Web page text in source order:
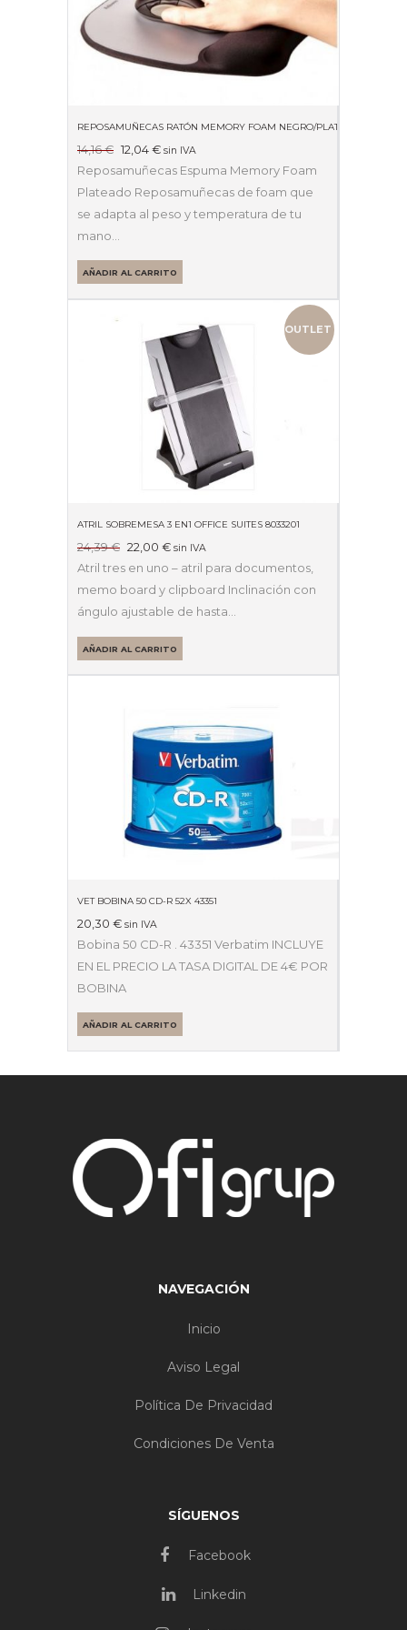
REPOSAMUÑECAS RATÓN MEMORY FOAM NEGRO/PLATA
14,16€ El
precio
era:
14,16 €.
12,04 €El
precio
actual
es:
12,04 €.
sin IVA
Reposamuñecas Espuma Memory Foam
Plateado Reposamuñecas de foam que
se adapta al peso y temperatura de tu
mano…
AÑADIR AL CARRITO
OUTLET
ATRIL SOBREMESA 3 EN1 OFFICE SUITES 8033201
24,39€ El
precio
era:
24,39 €.
22,00 €El
precio
es:
22,00 €.
sin IVA
Atril tres en uno – atril para documentos,
memo board y clipboard Inclinación con
ángulo ajustable de hasta…
AÑADIR AL CARRITO
VET BOBINA 50 CD-R 52X 43351
20,30 € sin IVA
Bobina 50 CD-R . 43351 Verbatim INCLUYE
EN EL PRECIO LA TASA DIGITAL DE 4€ POR
BOBINA
AÑADIR AL CARRITO
NAVEGACIÓN
Inicio
Aviso Legal
Política De Privacidad
Condiciones De Venta
SÍGUENOS
Facebook
Linkedin